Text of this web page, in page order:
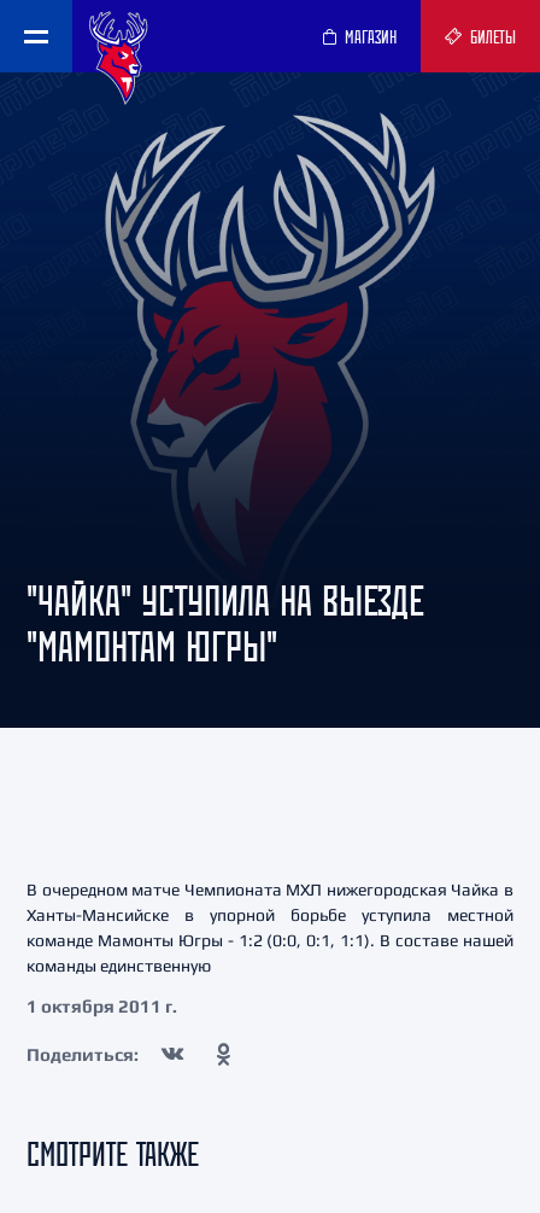
МАГАЗИН БИЛЕТЫ
"ЧАЙКА" УСТУПИЛА НА ВЫЕЗДЕ
"МАМОНТАМ ЮГРЫ"
В очередном матче Чемпионата МХЛ нижегородская Чайка в
Ханты-Мансийске в упорной борьбе уступила местной
команде Мамонты Югры - 1:2 (0:0, 0:1, 1:1). В составе нашей
команды единственную
1 октября 2011 г.
Поделиться:
СМОТРИТЕ ТАКЖЕ